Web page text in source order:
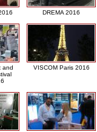
DREMA 2016
and
VISCOM Paris 2016